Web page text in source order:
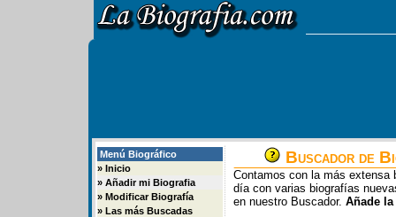
Menú Biográfico
» Inicio
» Añadir mi Biografia
» Modificar Biografía
» Las más Buscadas
Buscador de
Contamos con la más extensa
día con varias biografías
en nuestro Buscador. Añade